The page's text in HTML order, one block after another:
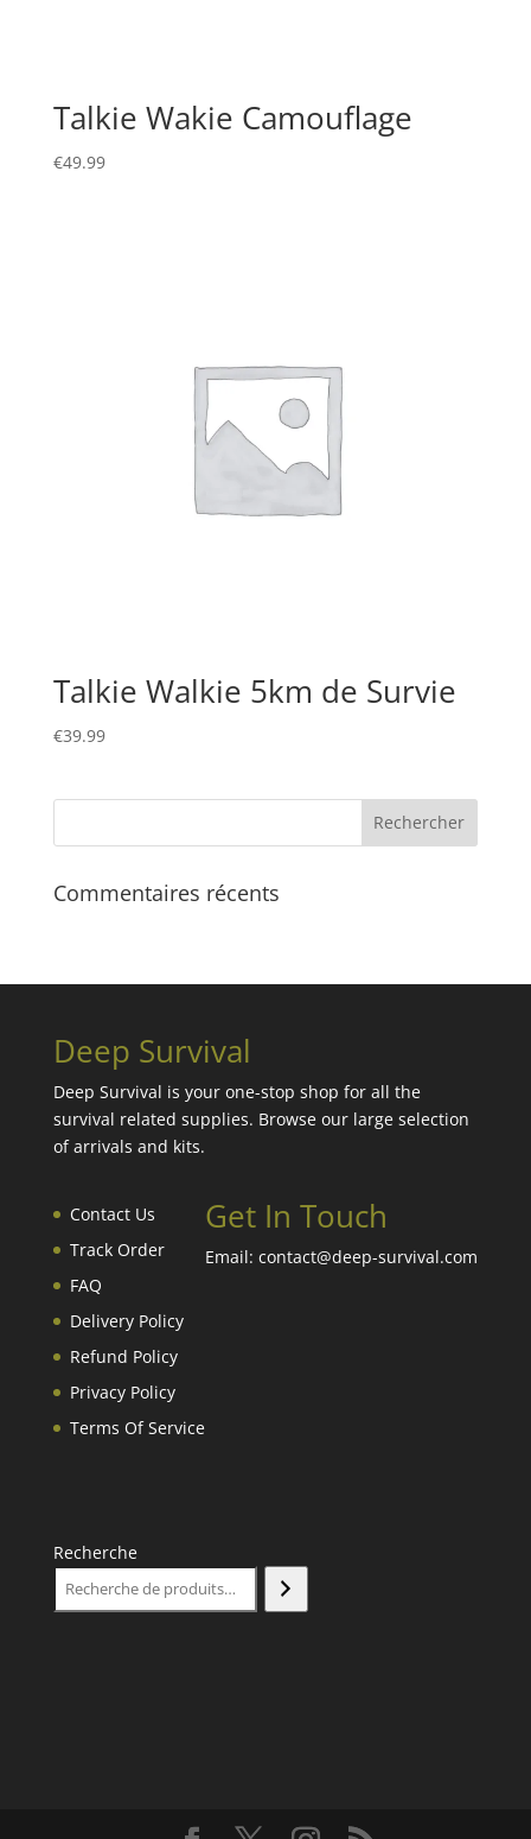
Talkie Wakie Camouflage
€49.99
Talkie Walkie 5km de Survie
€39.99
Commentaires récents
Deep Survival
Deep Survival is your one-stop shop for all the
survival related supplies. Browse our large selection
of arrivals and kits.
Contact Us
Track Order
FAQ
Delivery Policy
Refund Policy
Privacy Policy
Terms Of Service
Get In Touch
Email: contact@deep-survival.com
Recherche